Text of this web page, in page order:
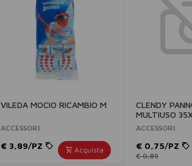
VILEDA MOCIO RICAMBIO M
ACCESSORI
Acquista
€ 3,89/PZ
CLENDY
MULTIUSO
ACCESSORI
€ 0,75/PZ
€ 0,89